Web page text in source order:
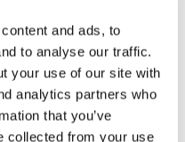
and ads, to
to analyse our traffic.
your use of our site with
analytics partners who
that you’ve
collected from your use
legale e
maggio 2026 della
per tornare
teorico e pratico